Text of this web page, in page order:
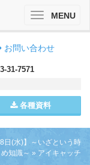
お問い合わせ
31-7571
各種資料
ToggleMENU
日(水)】～いざという時
知識～ » アイキャッチ